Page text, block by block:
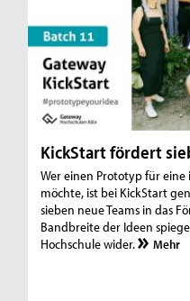
KickStart fördert
Wer einen Prototyp für
möchte, ist bei KickStart
sieben neue Teams in das
Bandbreite der Ideen
Hochschule wider.
Mehr